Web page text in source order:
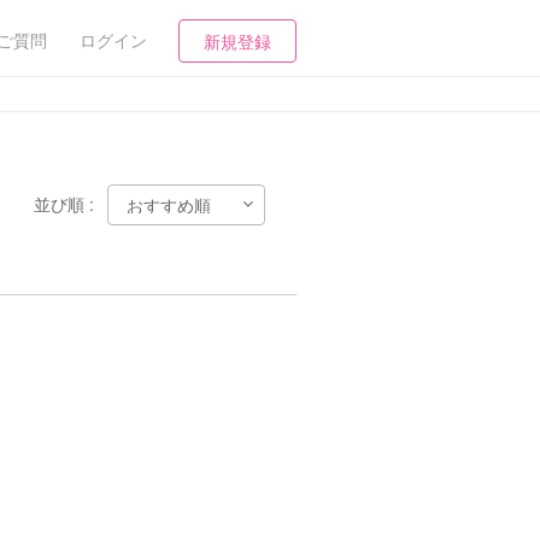
質問 ログイン 新規登録
並び順 :